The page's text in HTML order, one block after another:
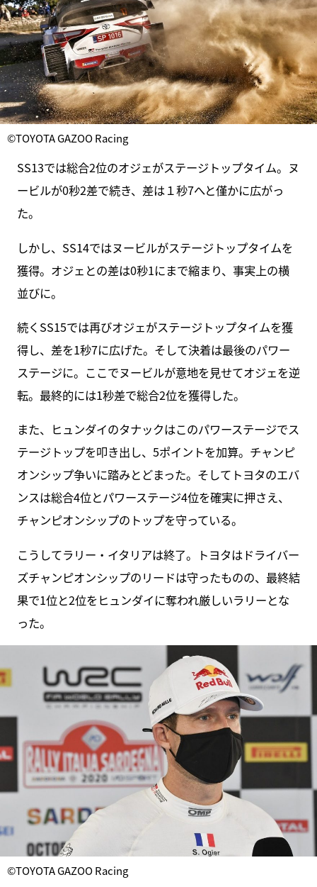
©TOYOTA GAZOO Racing
SS13では総合2位のオジェがステージトップタイム。ヌ
ービルが0秒2差で続き、差は１秒7へと僅かに広がっ
た。
しかし、SS14ではヌービルがステージトップタイムを
獲得。オジェとの差は0秒1にまで縮まり、事実上の横
並びに。
続くSS15では再びオジェがステージトップタイムを獲
得し、差を1秒7に広げた。そして決着は最後のパワー
ステージに。ここでヌービルが意地を見せてオジェを逆
転。最終的には1秒差で総合2位を獲得した。
また、ヒュンダイのタナックはこのパワーステージでス
テージトップを叩き出し、5ポイントを加算。チャンピ
オンシップ争いに踏みとどまった。そしてトヨタのエバ
ンスは総合4位とパワーステージ4位を確実に押さえ、
チャンピオンシップのトップを守っている。
こうしてラリー・イタリアは終了。トヨタはドライバー
ズチャンピオンシップのリードは守ったものの、最終結
果で1位と2位をヒュンダイに奪われ厳しいラリーとな
った。
©TOYOTA GAZOO Racing